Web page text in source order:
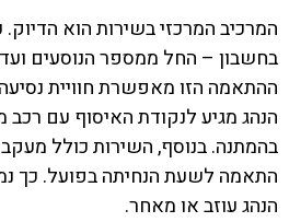
המרכיב המרכזי בשירות הוא
בחשבון – החל ממספר הנוסעים ועד
ההתאמה הזו מאפשרת חוויית
הנהג מגיע לנקודת האיסוף עם רכב
בהמתנה. בנוסף, השירות כולל
התאמה לשעת הנחיתה בפועל. כך
הנהג עוזב או מאחר.